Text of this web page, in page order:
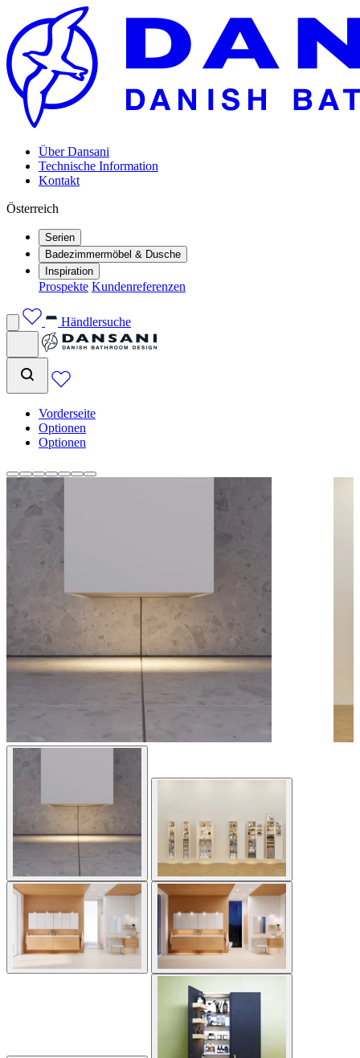
Über Dansani
Technische Information
Kontakt
Österreich
Serien
Badezimmermöbel & Dusche
Inspiration
Prospekte Kundenreferenzen
Händlersuche
Vorderseite
Optionen
Optionen